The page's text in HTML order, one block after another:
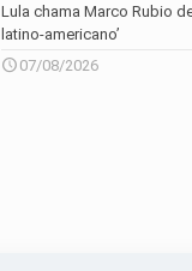
Lula chama Marco Rubio
latino-americano’
07/08/2026